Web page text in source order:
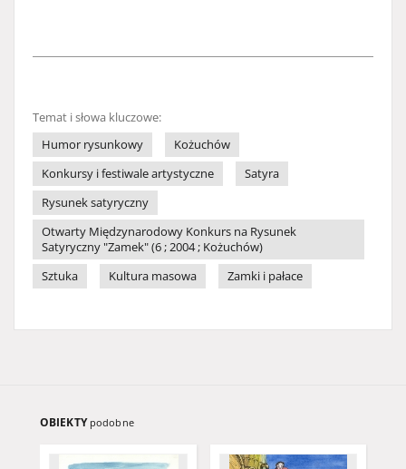
Temat i słowa kluczowe:
Humor rysunkowy
Kożuchów
Konkursy i festiwale artystyczne
Satyra
Rysunek satyryczny
Otwarty Międzynarodowy Konkurs na Rysunek
Satyryczny "Zamek" (6 ; 2004 ; Kożuchów)
Sztuka
Kultura masowa Zamki i pałace
OBIEKTY podobne